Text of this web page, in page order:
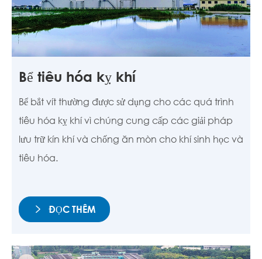
Bể tiêu hóa kỵ khí
Bể bắt vít thường được sử dụng cho các quá trình
tiêu hóa kỵ khí vì chúng cung cấp các giải pháp
lưu trữ kín khí và chống ăn mòn cho khí sinh học và
tiêu hóa.
 ĐỌC THÊM